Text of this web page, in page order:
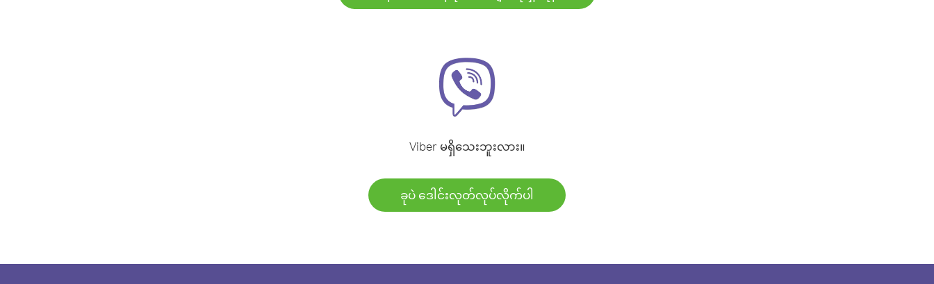
Viber မရှိသေးဘူးလား။
ခုပဲ ဒေါင်းလုတ်လုပ်လိုက်ပါ